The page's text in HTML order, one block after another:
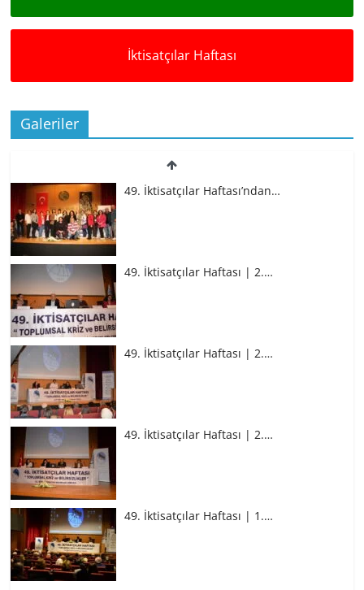
İktisatçılar Haftası
Galeriler
49. İktisatçılar Haftası’ndan…
49. İktisatçılar Haftası | 2.…
49. İktisatçılar Haftası | 2.…
49. İktisatçılar Haftası | 2.…
49. İktisatçılar Haftası | 1.…